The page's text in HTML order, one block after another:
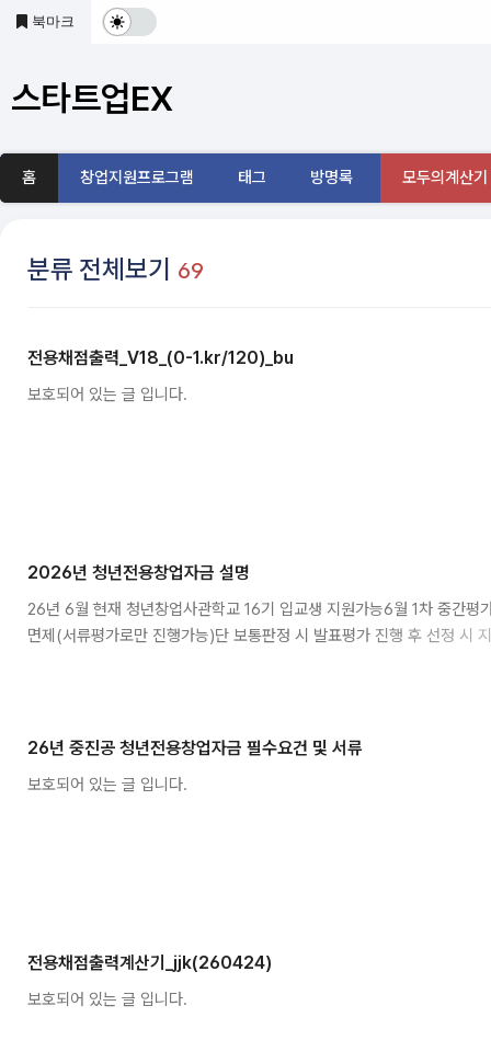
본문 바로가기
북마크 다
및
기
드
환
스타트업EX
홈 창업지원프로그램 태그 방명록 모두의계산기
분류 전체보기 69
전용채점출력_V18_(0-1.kr/120)_bu
보호되어 있는 글 입니다.
2026년 청년전용창업자금 설명
26년 6월 현재 청년창업사관학교 16기 입교생 지원가능6월 1차 중간평
면제(서류평가로만 진행가능)단 보통판정 시 발표평가 진행 후 선정 시
26년 중진공 청년전용창업자금 필수요건 및 서류
보호되어 있는 글 입니다.
전용채점출력계산기_jjk(260424)
보호되어 있는 글 입니다.